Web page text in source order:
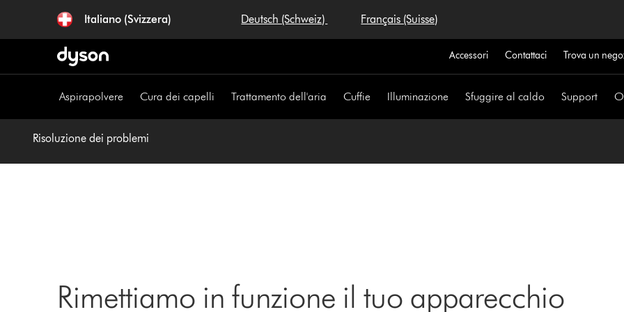
navigazione
Italiano (Svizzera) Deutsch (Schweiz) Français (Suisse)
Accessori Contattaci Trova un
Aspirapolvere Cura dei capelli Trattamento dell'aria Cuffie Illuminazione Sfuggire al caldo Support
Risoluzione dei problemi
Rimettiamo in funzione il tuo apparecchio